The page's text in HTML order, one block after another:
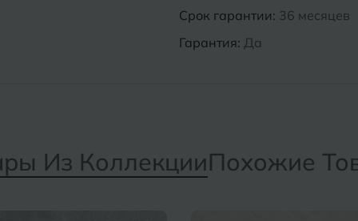
Срок гарантии: 36 месяцев
Гарантия: Да
Из КоллекцииПохожие